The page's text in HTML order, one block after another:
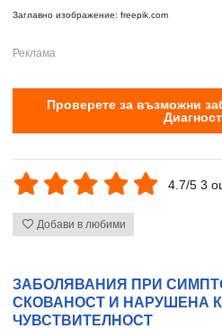
Заглавно изображение: freepik.com
Проверете за възможни
4.7/5 3
Добави в любими
ЗАБОЛЯВАНИЯ ПРИ
СКОВАНОСТ И НАРУШЕНА
ЧУВСТВИТЕЛНОСТ